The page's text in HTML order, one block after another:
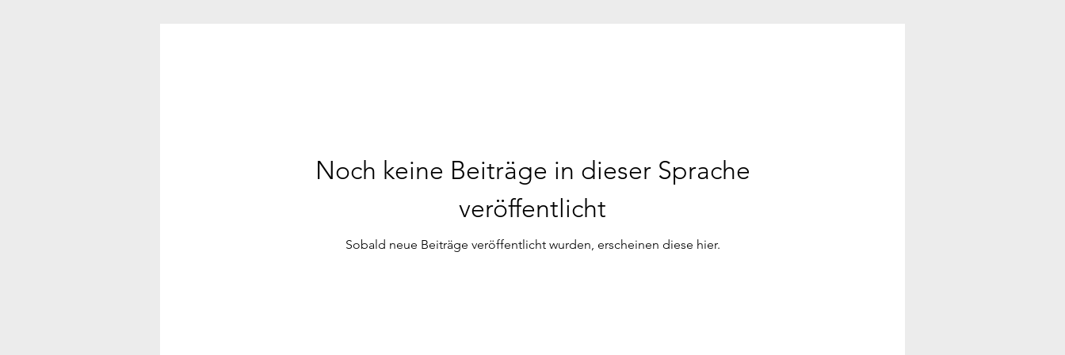
Noch keine Beiträge in dieser Sprache
veröffentlicht
Sobald neue Beiträge veröffentlicht wurden, erscheinen diese hier.